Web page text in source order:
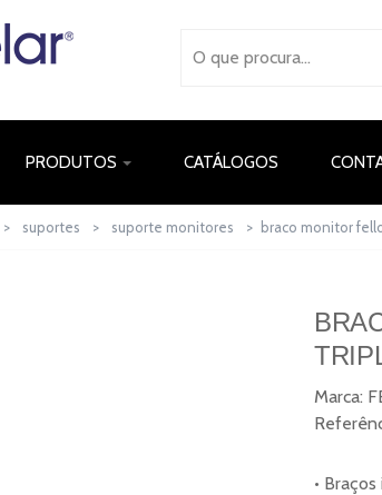
PRODUTOS CATÁLOGOS
> suportes > suporte monitores > braco monitor
Marca:
•